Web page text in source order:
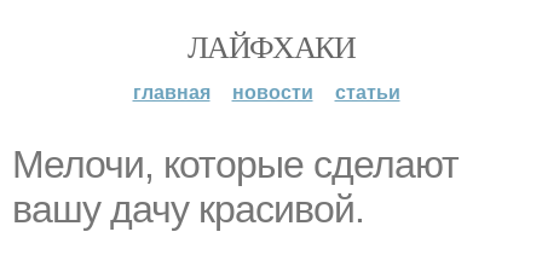
ЛАЙФХАКИ
главная новости статьи
Мелочи, которые сделают
вашу дачу красивой.